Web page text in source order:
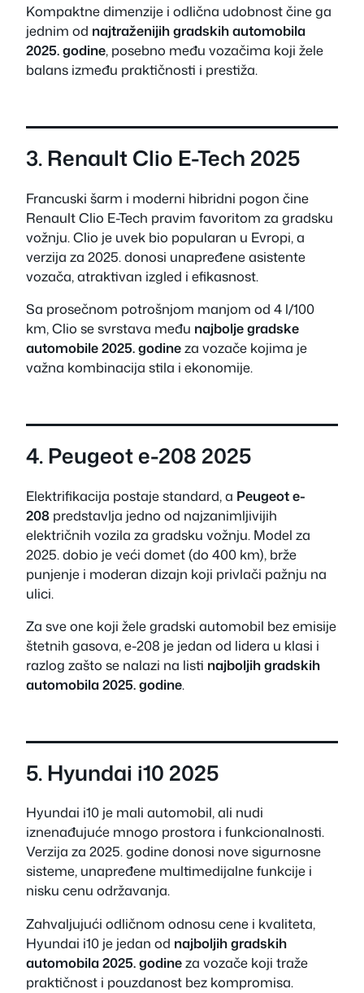
Kompaktne dimenzije i odlična udobnost čine ga
jednim od najtraženijih gradskih automobila
2025. godine, posebno među vozačima koji žele
balans između praktičnosti i prestiža.
3. Renault Clio E-Tech 2025
Francuski šarm i moderni hibridni pogon čine
Renault Clio E-Tech pravim favoritom za gradsku
vožnju. Clio je uvek bio popularan u Evropi, a
verzija za 2025. donosi unapređene asistente
vozača, atraktivan izgled i efikasnost.
Sa prosečnom potrošnjom manjom od 4 l/100
km, Clio se svrstava među najbolje gradske
automobile 2025. godineza vozače kojima je
važna kombinacija stila i ekonomije.
4. Peugeot e-208 2025
Elektrifikacija postaje standard, a Peugeot e-
208 predstavlja jedno od najzanimljivijih
električnih vozila za gradsku vožnju. Model za
2025. dobio je veći domet (do 400 km), brže
punjenje i moderan dizajn koji privlači pažnju na
ulici.
Za sve one koji žele gradski automobil bez emisije
štetnih gasova, e-208 je jedan od lidera u klasi i
razlog zašto se nalazi na listi najboljih gradskih
automobila 2025. godine.
5. Hyundai i10 2025
Hyundai i10 je mali automobil, ali nudi
iznenađujuće mnogo prostora i funkcionalnosti.
Verzija za 2025. godine donosi nove sigurnosne
sisteme, unapređene multimedijalne funkcije i
nisku cenu održavanja.
Zahvaljujući odličnom odnosu cene i kvaliteta,
Hyundai i10 je jedan od najboljih gradskih
automobila 2025. godineza vozače koji traže
praktičnost i pouzdanost bez kompromisa.